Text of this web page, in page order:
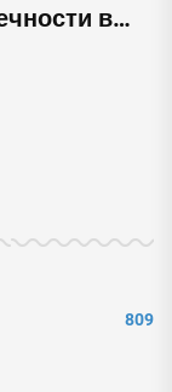
в
809